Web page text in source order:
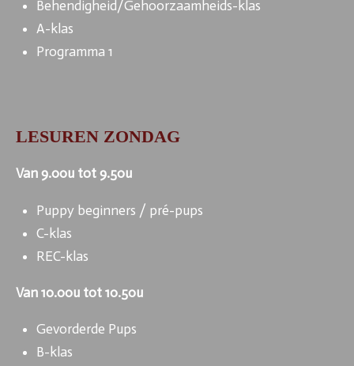
Behendigheid/Gehoorzaamheids-klas
A-klas
Programma 1
LESUREN ZONDAG
Van 9.00u tot 9.50u
Puppy beginners / pré-pups
C-klas
REC-klas
Van 10.00u tot 10.50u
Gevorderde Pups
B-klas